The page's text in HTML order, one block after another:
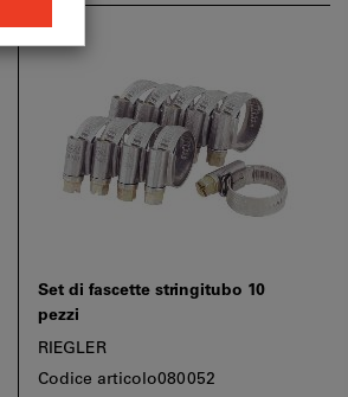
Set di fascette stringitubo 10
pezzi
RIEGLER
Codice articolo080052